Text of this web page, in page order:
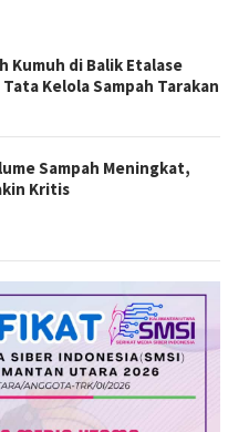
Kumuh di Balik Etalase
Kelola Sampah Tarakan
Sampah Meningkat,
Kritis